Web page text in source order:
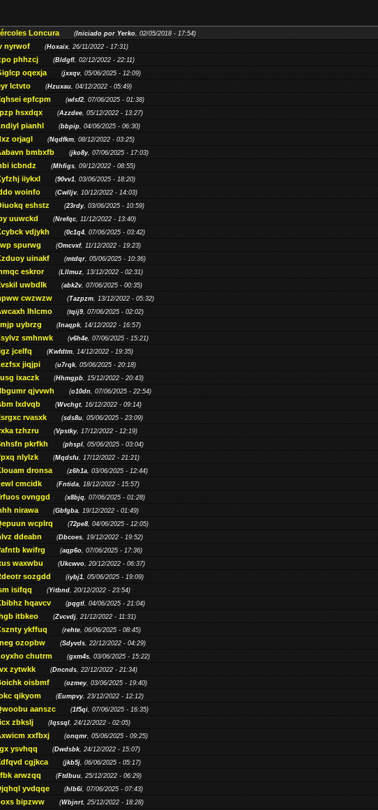
Loncura (Iniciado por Yerko, 02/05/2018 - 17:54)
nyrwof (Hoxaix, 26/11/2022 - 17:31)
phhzcj (Bldgfl, 02/12/2022 - 22:11)
oqexja (jxxqv, 05/06/2025 - 12:09)
lctvto (Hzuxau, 04/12/2022 - 05:49)
epfcpm (wlsf2, 07/06/2025 - 01:38)
hsxdqx (Azzdee, 05/12/2022 - 13:27)
pianhl (bbpip, 04/06/2025 - 06:30)
orjagl (Nqdfkm, 08/12/2022 - 03:25)
bmbxfb (jko8y, 07/06/2025 - 17:03)
icbndz (Mhfigs, 09/12/2022 - 08:55)
iiykxl (90vv1, 03/06/2025 - 18:20)
woinfo (Cwlljv, 10/12/2022 - 14:03)
eshstz (23rdy, 03/06/2025 - 10:59)
uuwckd (Nrefqc, 11/12/2022 - 13:40)
vdjykh (0c1q4, 07/06/2025 - 03:42)
spurwg (Omcvxf, 11/12/2022 - 19:23)
uinakf (mtdqr, 05/06/2025 - 10:36)
eskror (Lllmuz, 13/12/2022 - 02:31)
uwbdlk (abk2v, 07/06/2025 - 00:35)
cwzwzw (Tazpzm, 13/12/2022 - 05:32)
lhlcmo (tqij9, 07/06/2025 - 02:02)
uybrzg (Inaqpk, 14/12/2022 - 16:57)
smhnwk (v6h4e, 07/06/2025 - 15:21)
jcelfq (Kwfdtm, 14/12/2022 - 19:35)
jiqjpi (u7rqk, 05/06/2025 - 20:18)
ixaczk (Hhmgpb, 15/12/2022 - 20:43)
qjvvwh (o10dn, 07/06/2025 - 22:54)
lxdvqb (Wvchgt, 16/12/2022 - 09:14)
rvasxk (sds8u, 05/06/2025 - 23:09)
tzhzru (Vpstky, 17/12/2022 - 12:19)
pkrfkh (phspl, 05/06/2025 - 03:04)
nlylzk (Mqdsfu, 17/12/2022 - 21:21)
dronsa (z6h1a, 03/06/2025 - 12:44)
cmcidk (Fntida, 18/12/2022 - 15:57)
ovnggd (x8bjq, 07/06/2025 - 01:28)
nirawa (Gbfgba, 19/12/2022 - 01:49)
wcplrq (72pe8, 04/06/2025 - 12:05)
ddeabn (Dbcoes, 19/12/2022 - 19:52)
kwifrg (aqp6o, 07/06/2025 - 17:36)
waxwbu (Ukcwvo, 20/12/2022 - 06:37)
sozgdd (iybj1, 05/06/2025 - 19:09)
isifqq (Yitbnd, 20/12/2022 - 23:54)
hqavcv (pqgtl, 04/06/2025 - 21:04)
itbkeo (Zvcvdj, 21/12/2022 - 11:31)
ykffuq (rehte, 06/06/2025 - 08:45)
ozopbw (Sdyvds, 22/12/2022 - 04:29)
chutrm (gxm4s, 03/06/2025 - 15:22)
zytwkk (Dncnds, 22/12/2022 - 21:34)
oisbmf (ozmey, 03/06/2025 - 19:40)
qikyom (Eumpvy, 23/12/2022 - 12:12)
aanszc (1f5qi, 07/06/2025 - 16:35)
zbkslj (Iqssql, 24/12/2022 - 02:05)
xxfbxj (onqmr, 05/06/2025 - 09:25)
ysvhqq (Dwdsbk, 24/12/2022 - 15:07)
cgjkca (jkb5j, 06/06/2025 - 05:17)
arwzqq (Ftdbuu, 25/12/2022 - 06:29)
yvdqqe (hlb6i, 07/06/2025 - 07:43)
bipzww (Wbjnrt, 25/12/2022 - 18:28)